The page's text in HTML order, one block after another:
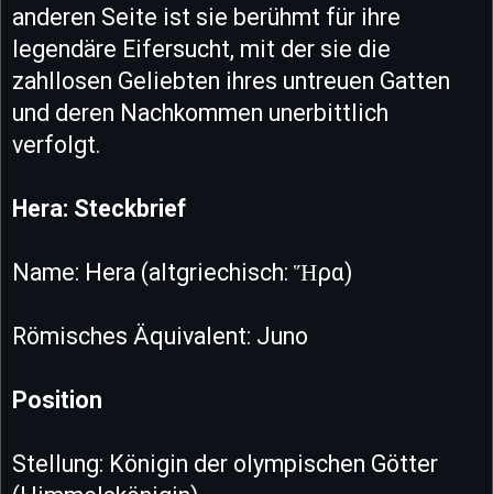
anderen Seite ist sie berühmt für ihre
legendäre Eifersucht, mit der sie die
zahllosen Geliebten ihres untreuen Gatten
und deren Nachkommen unerbittlich
verfolgt.
Hera: Steckbrief
Name: Hera (altgriechisch: Ἥρα)
Römisches Äquivalent: Juno
Position
Stellung: Königin der olympischen Götter